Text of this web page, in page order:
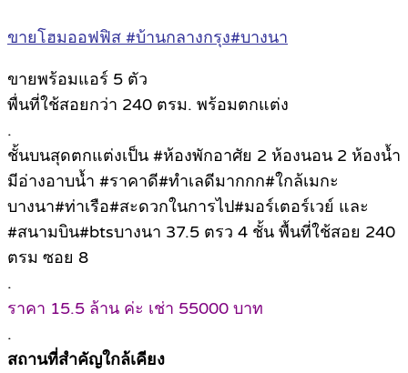
ขายโฮมออฟฟิส #บ้านกลางกรุง#บางนา
ขายพร้อมแอร์ 5 ตัว
พื่นที่ใช้สอยกว่า 240 ตรม. พร้อมตกแต่ง
.
ชั้นบนสุดตกแต่งเป็น #ห้องพักอาศัย 2 ห้องนอน 2 ห้องน้ำ
มีอ่างอาบน้ำ #ราคาดี#ทำเลดีมากกก#ใกล้เมกะ
บางนา#ท่าเรือ#สะดวกในการไป#มอร์เตอร์เวย์ และ
#สนามบิน#btsบางนา 37.5 ตรว 4 ชั้น พื้นที่ใช้สอย 240
ตรม ซอย 8
.
ราคา 15.5 ล้าน ค่ะ เช่า 55000 บาท
.
สถานที่สำคัญใกล้เคียง